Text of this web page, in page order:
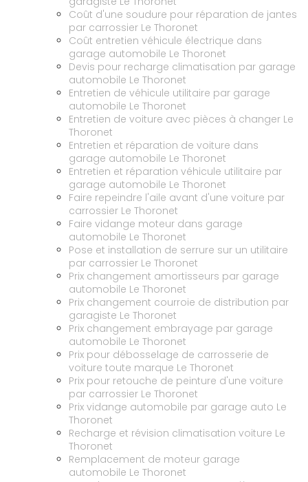
Coût d'une soudure pour réparation de jantes
par carrossier Le Thoronet
Coût entretien véhicule électrique dans
garage automobile Le Thoronet
Devis pour recharge climatisation par garage
automobile Le Thoronet
Entretien de véhicule utilitaire par garage
automobile Le Thoronet
Entretien de voiture avec pièces à changer Le
Thoronet
Entretien et réparation de voiture dans
garage automobile Le Thoronet
Entretien et réparation véhicule utilitaire par
garage automobile Le Thoronet
Faire repeindre l'aile avant d'une voiture par
carrossier Le Thoronet
Faire vidange moteur dans garage
automobile Le Thoronet
Pose et installation de serrure sur un utilitaire
par carrossier Le Thoronet
Prix changement amortisseurs par garage
automobile Le Thoronet
Prix changement courroie de distribution par
garagiste Le Thoronet
Prix changement embrayage par garage
automobile Le Thoronet
Prix pour débosselage de carrosserie de
voiture toute marque Le Thoronet
Prix pour retouche de peinture d'une voiture
par carrossier Le Thoronet
Prix vidange automobile par garage auto Le
Thoronet
Recharge et révision climatisation voiture Le
Thoronet
Remplacement de moteur garage
automobile Le Thoronet